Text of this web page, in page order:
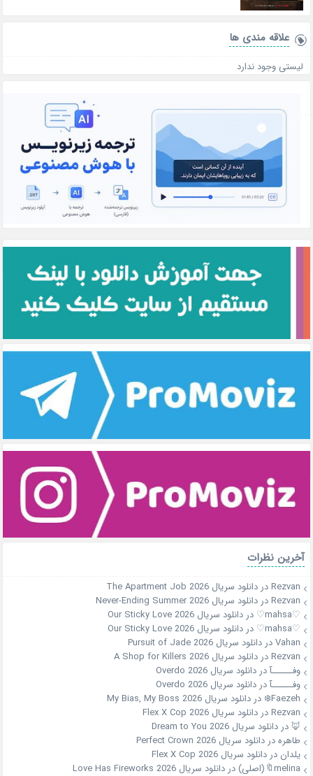
علاقه‌ مندی ها
لیستی وجود ندارد
آخرین نظرات
Rezvanدردانلود سریال The Apartment Job 2026
Rezvanدردانلود سریال Never-Ending Summer 2026
♡mahsa♡
دردانلود سریال Our Sticky Love 2026
♡mahsa♡
دردانلود سریال Our Sticky Love 2026
Vahanدردانلود سریال Pursuit of Jade 2026
Rezvanدردانلود سریال A Shop for Killers 2026
وفــــــآدردانلود سریال Overdo 2026
وفــــــآدردانلود سریال Overdo 2026
Faezeh❄️
دردانلود سریال My Bias, My Boss 2026
Rezvanدردانلود سریال Flex X Cop 2026
🦊دردانلود سریال Dream to You 2026
طاهرهدردانلود سریال Perfect Crown 2026
یلدان دردانلود سریال Flex X Cop 2026
melina🔖(اصلی)
دردانلود سریال Love Has Fireworks 2026